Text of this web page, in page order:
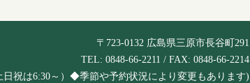
〒723-0132 広島県三原市長谷町291
TEL: 0848-66-2211 / FAX: 0848-66-2214
日祝は6:30～）◆季節や予約状況により変更もあります)